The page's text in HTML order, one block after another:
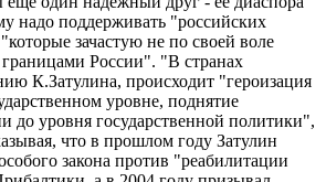
надо поддерживать "российских
зачастую не по своей воле
России". "В странах
К.Затулина, происходит "героизация
уровне, поднятие
до уровня государственной политики",
что в прошлом году Затулин
закона против "реабилитации